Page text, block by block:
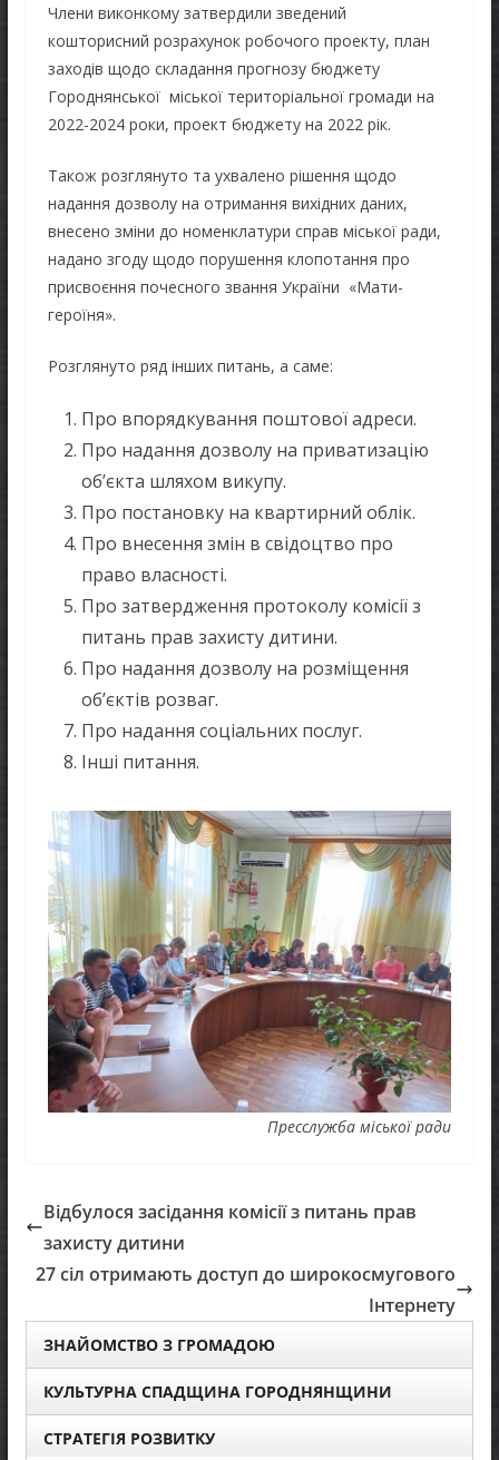
Члени виконкому затвердили зведений
кошторисний розрахунок робочого проекту, план
заходів щодо складання прогнозу бюджету
Городнянської міської територіальної громади на
2022-2024 роки, проект бюджету на 2022 рік.
Також розглянуто та ухвалено рішення щодо
надання дозволу на отримання вихідних даних,
внесено зміни до номенклатури справ міської ради,
надано згоду щодо порушення клопотання про
присвоєння почесного звання України «Мати-
героїня».
Розглянуто ряд інших питань, а саме:
Про впорядкування поштової адреси.
Про надання дозволу на приватизацію
об’єкта шляхом викупу.
Про постановку на квартирний облік.
Про внесення змін в свідоцтво про
право власності.
Про затвердження протоколу комісії з
питань прав захисту дитини.
Про надання дозволу на розміщення
об’єктів розваг.
Про надання соціальних послуг.
Інші питання.
Пресслужба міської ради
Відбулося засідання комісії з питань прав
захисту дитини
27 сіл отримають доступ до широкосмугового
Інтернету
ЗНАЙОМСТВО З ГРОМАДОЮ
КУЛЬТУРНА СПАДЩИНА ГОРОДНЯНЩИНИ
СТРАТЕГІЯ РОЗВИТКУ